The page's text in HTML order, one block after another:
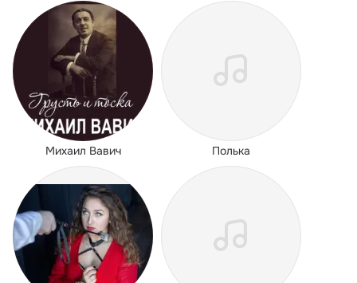
Михаил Вавич Полька